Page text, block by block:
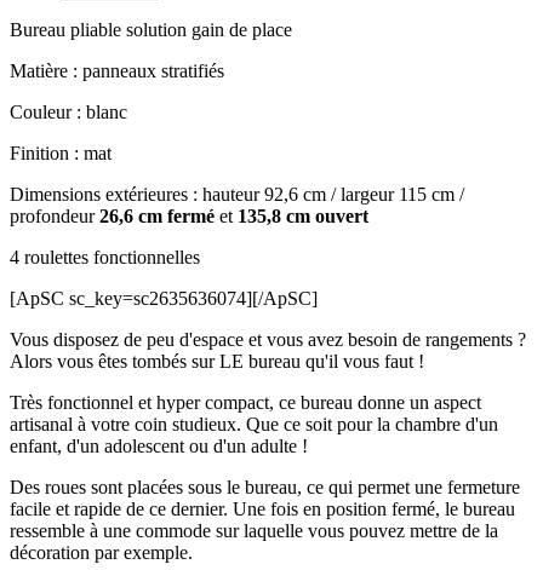
Bureau pliable solution gain de place
Matière : panneaux stratifiés
Couleur : blanc
Finition : mat
Dimensions extérieures : hauteur 92,6 cm / largeur 115 cm /
profondeur26,6 cm fermé et 135,8 cm ouvert
4 roulettes fonctionnelles
[ApSC sc_key=sc2635636074][/ApSC]
Vous disposez de peu d'espace et vous avez besoin de rangements ?
Alors vous êtes tombés sur LE bureau qu'il vous faut !
Très fonctionnel et hyper compact, ce bureau donne un aspect
artisanal à votre coin studieux. Que ce soit pour la chambre d'un
enfant, d'un adolescent ou d'un adulte !
Des roues sont placées sous le bureau, ce qui permet une fermeture
facile et rapide de ce dernier. Une fois en position fermé, le bureau
ressemble à une commode sur laquelle vous pouvez mettre de la
décoration par exemple.